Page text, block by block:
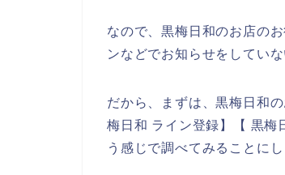
なので、黒梅日和のお店の
ンなどでお知らせをしてい
だから、まずは、黒梅日和
梅日和 ライン登録】【 黒梅
う感じで調べてみることにし